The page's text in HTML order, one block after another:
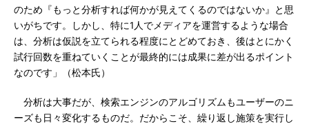
のため『もっと分析すれば何かが見えてくるのではないか』と思
いがちです。しかし、特に1人でメディアを運営するような場合
は、分析は仮説を立てられる程度にとどめておき、後はとにかく
試行回数を重ねていくことが最終的には成果に差が出るポイント
なのです」（松本氏）
分析は大事だが、検索エンジンのアルゴリズムもユーザーのニ
ーズも日々変化するものだ。だからこそ、繰り返し施策を実行し